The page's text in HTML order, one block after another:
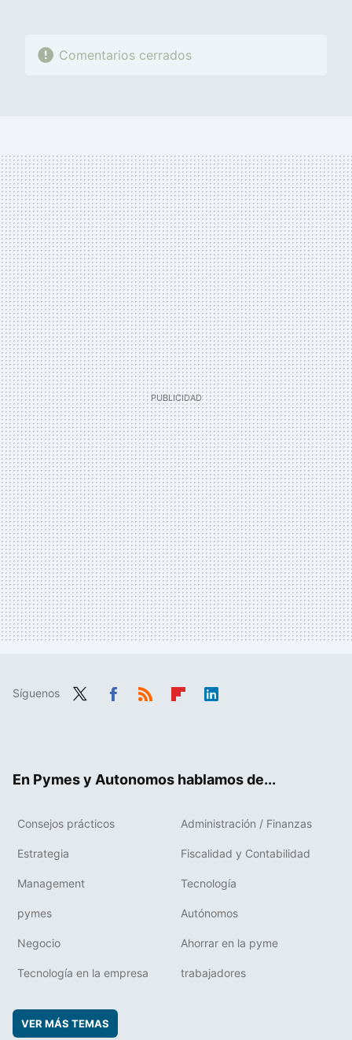
Comentarios cerrados
Síguenos
En Pymes y Autonomos hablamos de...
Consejos prácticos Administración / Finanzas
Estrategia Fiscalidad y Contabilidad
Management Tecnología
pymes Autónomos
Negocio Ahorrar en la pyme
Tecnología en la empresa trabajadores
VER MÁS TEMAS